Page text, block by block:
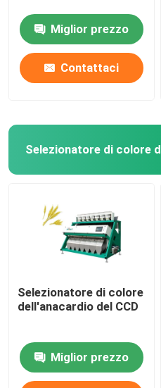
Miglior prezzo
Contattaci
Selezionatore di colore
Selezionatore di colore
dell'anacardio del CCD
Miglior prezzo